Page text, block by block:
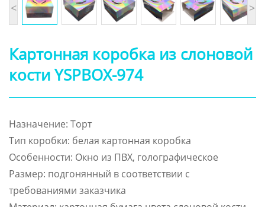
< >
Картонная коробка из слоновой
кости YSPBOX-974
Назначение: Торт
Тип коробки: белая картонная коробка
Особенности: Окно из ПВХ, голографическое
Размер: подгонянный в соответствии с
требованиями заказчика